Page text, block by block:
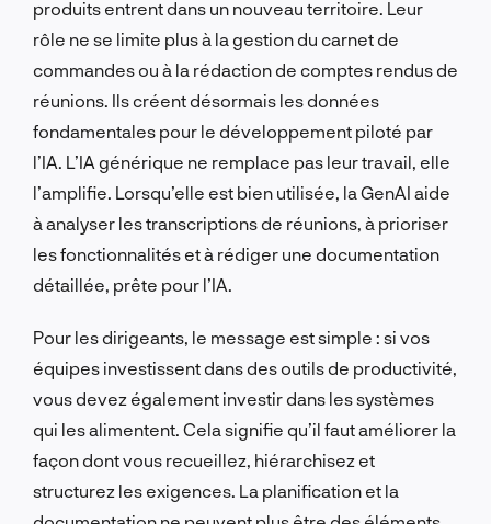
produits entrent dans un nouveau territoire. Leur
rôle ne se limite plus à la gestion du carnet de
commandes ou à la rédaction de comptes rendus de
réunions. Ils créent désormais les données
fondamentales pour le développement piloté par
l’IA. L’IA générique ne remplace pas leur travail, elle
l’amplifie. Lorsqu’elle est bien utilisée, la GenAI aide
à analyser les transcriptions de réunions, à prioriser
les fonctionnalités et à rédiger une documentation
détaillée, prête pour l’IA.
Pour les dirigeants, le message est simple : si vos
équipes investissent dans des outils de productivité,
vous devez également investir dans les systèmes
qui les alimentent. Cela signifie qu’il faut améliorer la
façon dont vous recueillez, hiérarchisez et
structurez les exigences. La planification et la